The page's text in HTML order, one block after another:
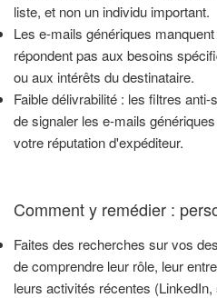
liste, et non un individu important.
Les e-mails génériques
répondent pas aux besoins
ou aux intérêts du destinataire.
Faible délivrabilité : les filtres
de signaler les e-mails
votre réputation d'expéditeur.
Comment y remédier :
Faites des recherches sur vos
de comprendre leur rôle, leur
leurs activités récentes (LinkedIn,